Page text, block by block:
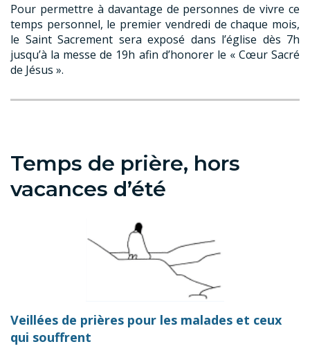
Pour permettre à davantage de personnes de vivre ce
temps personnel, le premier vendredi de chaque mois,
le Saint Sacrement sera exposé dans l’église dès 7h
jusqu’à la messe de 19h afin d’honorer le « Cœur Sacré
de Jésus ».
Temps de prière, hors
vacances d’été
Veillées de prières pour les malades et ceux
qui souffrent